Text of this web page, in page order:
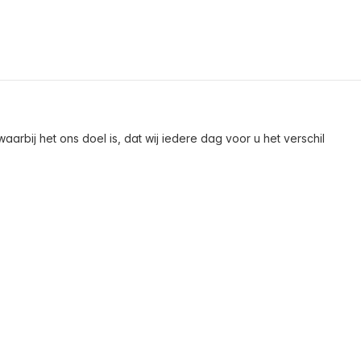
het ons doel is, dat wij iedere dag voor u het verschil